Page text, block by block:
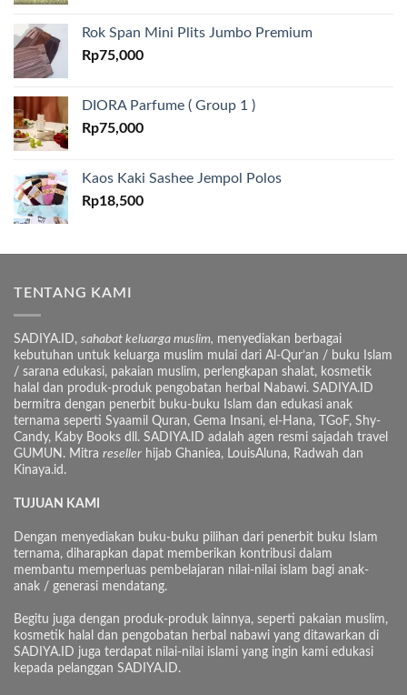
Rok Span Mini Plits Jumbo Premium
Rp75,000
DIORA Parfume ( Group 1 )
Rp75,000
Kaos Kaki Sashee Jempol Polos
Rp18,500
TENTANG KAMI
SADIYA.ID, sahabat keluarga muslim, menyediakan berbagai
kebutuhan untuk keluarga muslim mulai dari Al-Qur’an / buku Islam
/ sarana edukasi, pakaian muslim, perlengkapan shalat, kosmetik
halal dan produk-produk pengobatan herbal Nabawi. SADIYA.ID
bermitra dengan penerbit buku-buku Islam dan edukasi anak
ternama seperti Syaamil Quran, Gema Insani, el-Hana, TGoF, Shy-
Candy, Kaby Books dll. SADIYA.ID adalah agen resmi sajadah travel
GUMUN. Mitra reseller hijab Ghaniea, LouisAluna, Radwah dan
Kinaya.id.
TUJUAN KAMI
Dengan menyediakan buku-buku pilihan dari penerbit buku Islam
ternama, diharapkan dapat memberikan kontribusi dalam
membantu memperluas pembelajaran nilai-nilai islam bagi anak-
anak / generasi mendatang.
Begitu juga dengan produk-produk lainnya, seperti pakaian muslim,
kosmetik halal dan pengobatan herbal nabawi yang ditawarkan di
SADIYA.ID juga terdapat nilai-nilai islami yang ingin kami edukasi
kepada pelanggan SADIYA.ID.